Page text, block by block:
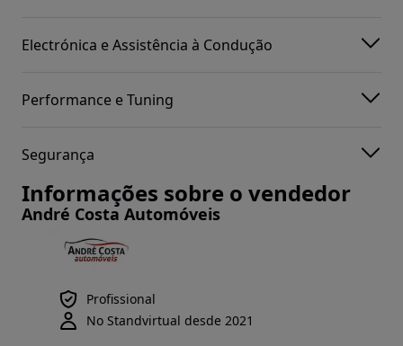
Electrónica e Assistência à Condução
Performance e Tuning
Segurança
Informações sobre o vendedor
André Costa Automóveis
Profissional
No Standvirtual desde 2021